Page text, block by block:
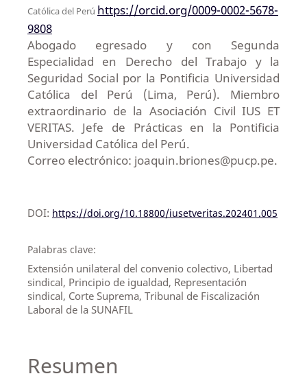
Católica del Perú https://orcid.org/0009-0002-5678-
9808
Abogado egresado y con Segunda
Especialidad en Derecho del Trabajo y la
Seguridad Social por la Pontificia Universidad
Católica del Perú (Lima, Perú). Miembro
extraordinario de la Asociación Civil IUS ET
VERITAS. Jefe de Prácticas en la Pontificia
Universidad Católica del Perú.
Correo electrónico: joaquin.briones@pucp.pe.
DOI: https://doi.org/10.18800/iusetveritas.202401.005
Palabras clave:
Extensión unilateral del convenio colectivo, Libertad
sindical, Principio de igualdad, Representación
sindical, Corte Suprema, Tribunal de Fiscalización
Laboral de la SUNAFIL
Resumen